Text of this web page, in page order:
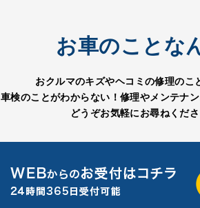
お車のことな
おクルマのキズやヘコミの修理の
車検のことがわからない！修理やメンテナ
どうぞお気軽にお尋ねくだ